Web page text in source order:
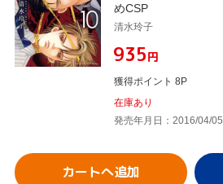
めCSP
清水玲子
¥935円
獲得ポイント 8P
在庫あり
発売年月日：2016/04/05
カートへ追加